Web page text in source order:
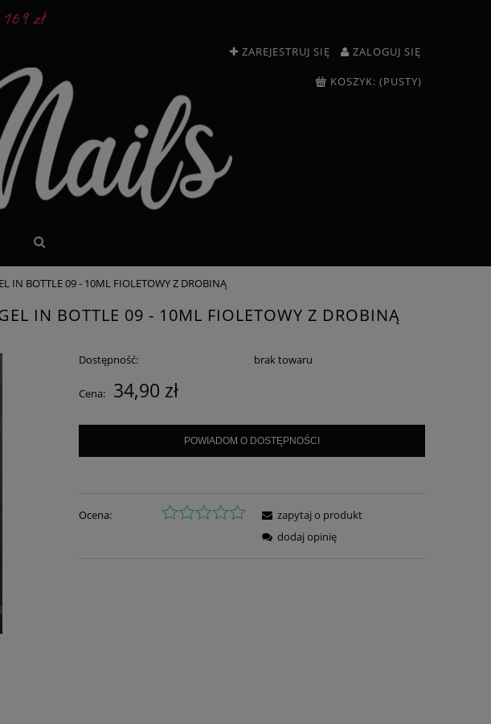
zł
ZAREJESTRUJ SIĘ ZALOGUJ SIĘ
KOSZYK: (PUSTY)
IN BOTTLE 09 - 10ML FIOLETOWY Z DROBINĄ
IN BOTTLE 09 - 10ML FIOLETOWY Z DROBINĄ
Dostępność: brak towaru
Cena: 34,90 zł
POWIADOM O DOSTĘPNOŚCI
Ocena:
zapytaj o produkt
dodaj opinię